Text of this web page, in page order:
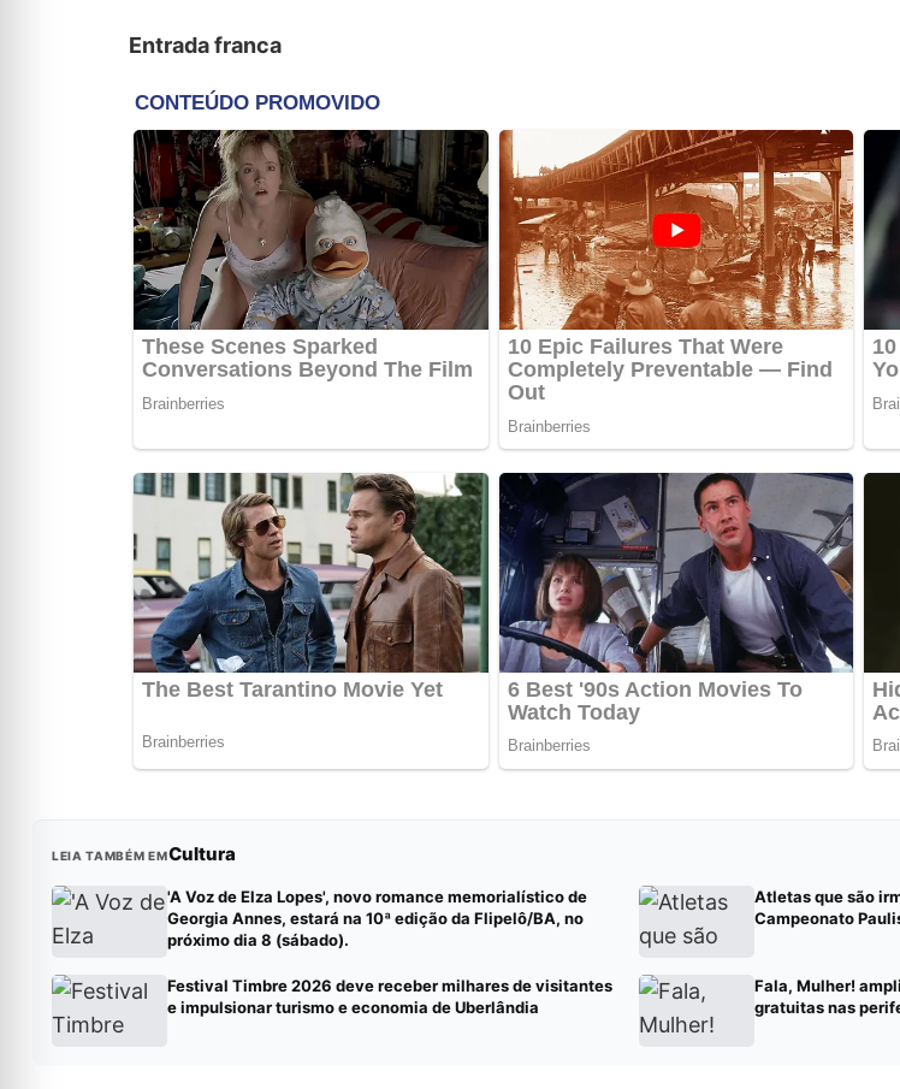
Entrada franca
LEIA TAMBÉM EMCultura
'A Voz de Elza Lopes', novo romance memorialístico de
Georgia Annes, estará na 10ª edição da Flipelô/BA, no
próximo dia 8 (sábado).
Atletas que são
Campeonato
Festival Timbre 2026 deve receber milhares de visitantes
e impulsionar turismo e economia de Uberlândia
Fala, Mulher!
gratuitas nas